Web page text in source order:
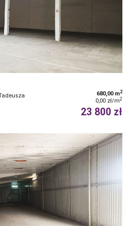
680,00 m2
0,00 zł/m2
23 800 zł